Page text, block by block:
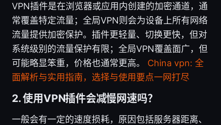
VPN插件是在浏览器或应用内创建的加密通道，通
常覆盖特定流量；全局VPN则会为设备上所有网络
流量提供加密保护。插件更轻量、切换更快，但对
系统级别的流量保护有限；全局VPN覆盖面广，但
可能略显笨重，价格也通常更高。 China vpn: 全
面解析与实用指南，选择与使用要点一网打尽
2. 使用VPN插件会减慢网速吗？
一般会有一定的速度损耗，原因包括服务器距离、